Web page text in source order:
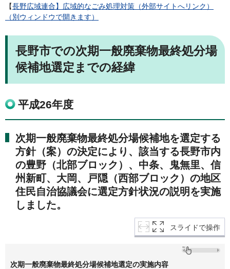
【長野広域連合】広域的なごみ処理対策（外部サイトへリンク）
（別ウィンドウで開きます）
長野市での次期一般廃棄物最終処分場
候補地選定までの経緯
平成26年度
次期一般廃棄物最終処分場候補地を選定する
方針（案）の決定により、該当する長野市内
の豊野（北部ブロック）、中条、鬼無里、信
州新町、大岡、戸隠（西部ブロック）の地区
住民自治協議会に選定方針状況の説明を実施
しました。
スライドで操作
次期一般廃棄物最終処分場候補地選定の実施内容